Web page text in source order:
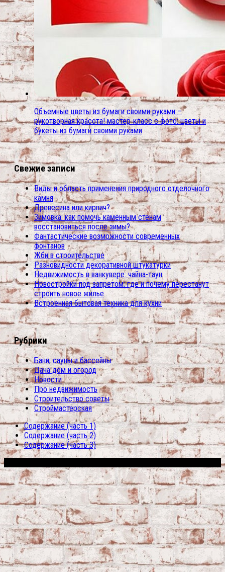
Объемные цветы из бумаги своими руками –
рукотворная красота! мастер-класс с фото: цветы и
букеты из бумаги своими руками
Свежие записи
Виды и область применения природного отделочного
камня
Древесина или кирпич?
Зимовка: как помочь каменным стенам
восстановиться после зимы?
Фантастические возможности современных
фонтанов
Жби в строительстве
Разновидности декоративной штукатурки
Недвижимость в ванкувере: чайна-таун
Новостройки под запретом: где и почему перестанут
строить новое жилье
Встроенная бытовая техника для кухни
Рубрики
Бани, сауны и бассейны
Дача дом и огород
Новости
Про недвижимость
Строительство советы
Строймастерская
Содержание (часть 1)
Содержание (часть 2)
Содержание (часть 3)